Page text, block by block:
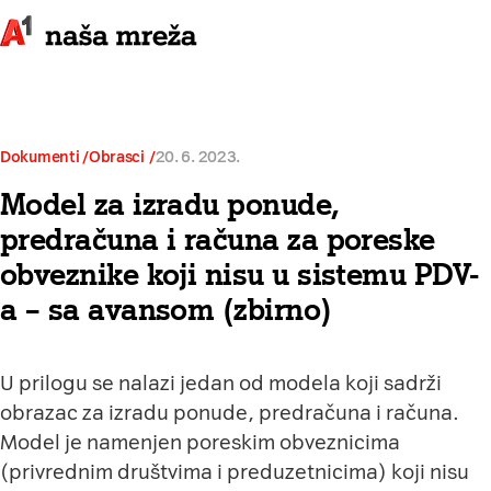
Dokumenti /Obrasci 20. 6. 2023.
Model za izradu ponude,
predračuna i računa za poreske
obveznike koji nisu u sistemu PDV-
a – sa avansom (zbirno)
U prilogu se nalazi jedan od modela koji sadrži
obrazac za izradu ponude, predračuna i računa.
Model je namenjen poreskim obveznicima
(privrednim društvima i preduzetnicima) koji nisu